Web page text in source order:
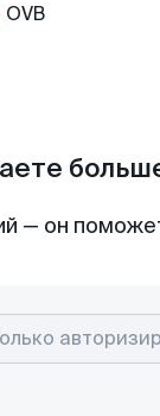
OVB
— он